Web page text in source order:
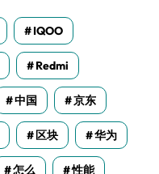
IQOO
Redmi
中国 京东
区块 华为
怎么 性能